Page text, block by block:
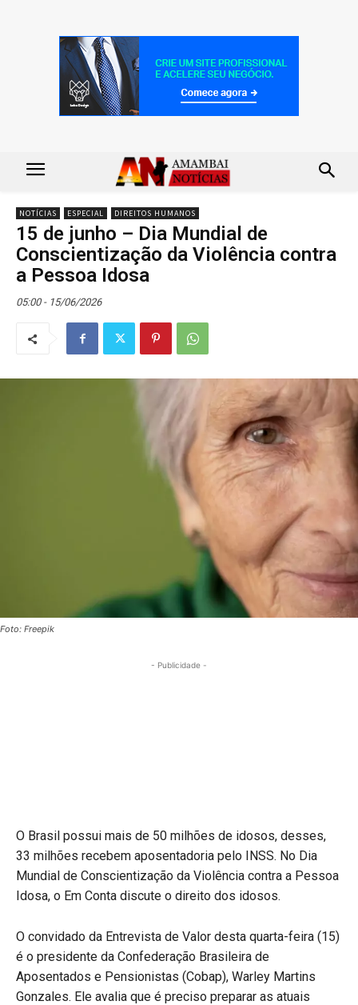
NOTÍCIAS ESPECIAL DIREITOS HUMANOS
15 de junho – Dia Mundial de
Conscientização da Violência contra
a Pessoa Idosa
05:00 - 15/06/2026
Foto: Freepik
- Publicidade -
O Brasil possui mais de 50 milhões de idosos, desses,
33 milhões recebem aposentadoria pelo INSS. No Dia
Mundial de Conscientização da Violência contra a Pessoa
Idosa, o Em Conta discute o direito dos idosos.
O convidado da Entrevista de Valor desta quarta-feira (15)
é o presidente da Confederação Brasileira de
Aposentados e Pensionistas (Cobap), Warley Martins
Gonzales. Ele avalia que é preciso preparar as atuais